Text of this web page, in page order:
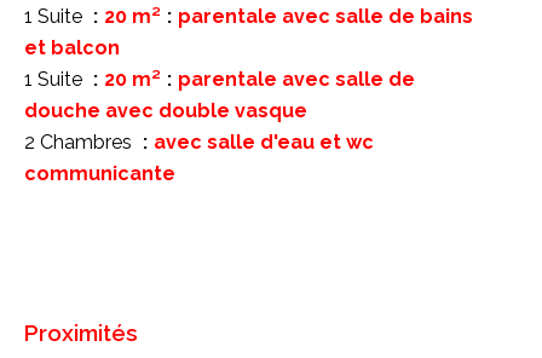
1 Suite 20 m²
parentale avec salle de bains
et balcon
1 Suite
20 m²
parentale avec salle de
douche avec double vasque
2 Chambres
avec salle d'eau et wc
communicante
Proximités